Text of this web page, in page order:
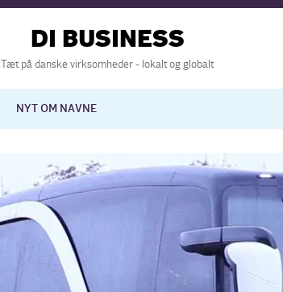
DI BUSINESS
Tæt på danske virksomheder - lokalt og globalt
NYT OM NAVNE
International økonomi
Europapolitik